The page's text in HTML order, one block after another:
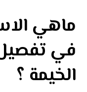
ماهي
في
الخيمة ؟